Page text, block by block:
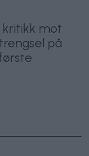
kritikk mot
på